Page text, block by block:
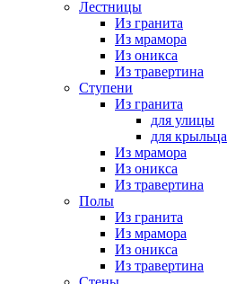
Лестницы
Из гранита
Из мрамора
Из оникса
Из травертина
Ступени
Из гранита
для улицы
для крыльца
Из мрамора
Из оникса
Из травертина
Полы
Из гранита
Из мрамора
Из оникса
Из травертина